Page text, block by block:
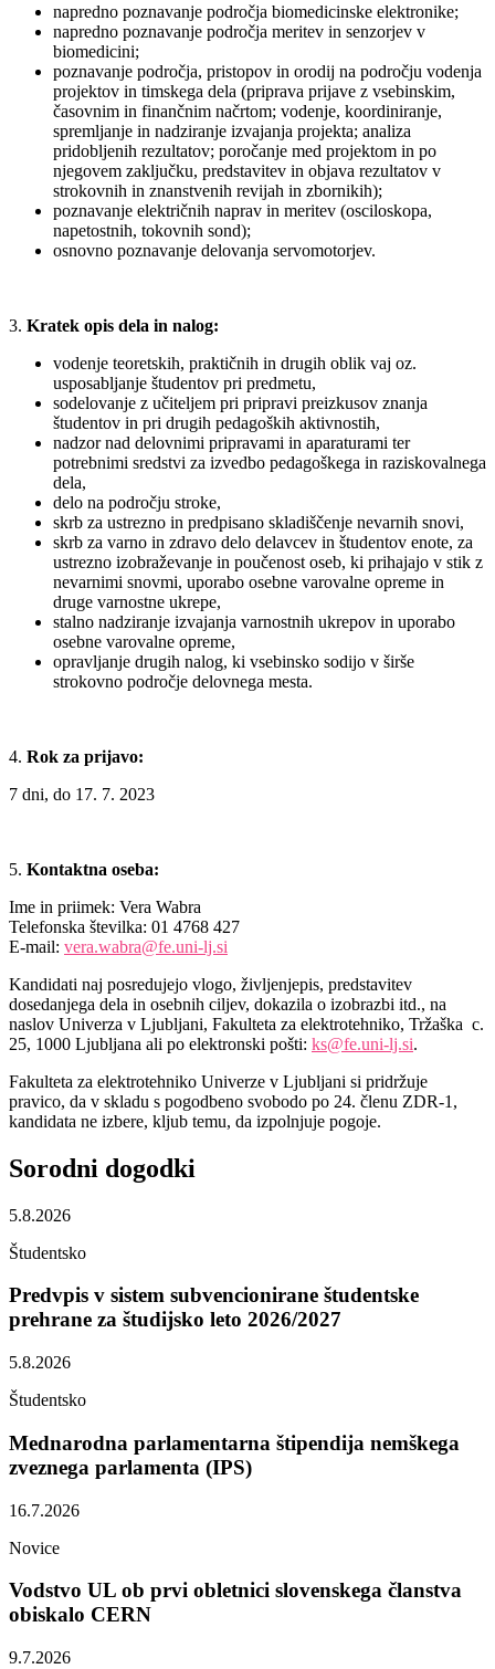
napredno poznavanje področja biomedicinske elektronike;
napredno poznavanje področja meritev in senzorjev v
biomedicini;
poznavanje področja, pristopov in orodij na področju vodenja
projektov in timskega dela (priprava prijave z vsebinskim,
časovnim in finančnim načrtom; vodenje, koordiniranje,
spremljanje in nadziranje izvajanja projekta; analiza
pridobljenih rezultatov; poročanje med projektom in po
njegovem zaključku, predstavitev in objava rezultatov v
strokovnih in znanstvenih revijah in zbornikih);
poznavanje električnih naprav in meritev (osciloskopa,
napetostnih, tokovnih sond);
osnovno poznavanje delovanja servomotorjev.
Kratek opis dela in nalog:
vodenje teoretskih, praktičnih in drugih oblik vaj oz.
usposabljanje študentov pri predmetu,
sodelovanje z učiteljem pri pripravi preizkusov znanja
študentov in pri drugih pedagoških aktivnostih,
nadzor nad delovnimi pripravami in aparaturami ter
potrebnimi sredstvi za izvedbo pedagoškega in raziskovalnega
dela,
delo na področju stroke,
skrb za ustrezno in predpisano skladiščenje nevarnih snovi,
skrb za varno in zdravo delo delavcev in študentov enote, za
ustrezno izobraževanje in poučenost oseb, ki prihajajo v stik z
nevarnimi snovmi, uporabo osebne varovalne opreme in
druge varnostne ukrepe,
stalno nadziranje izvajanja varnostnih ukrepov in uporabo
osebne varovalne opreme,
opravljanje drugih nalog, ki vsebinsko sodijo v širše
strokovno področje delovnega mesta.
Rok za prijavo:
7 dni, do 17. 7. 2023
Kontaktna oseba:
Ime in priimek: Vera Wabra
Telefonska številka: 01 4768 427
E-mail: vera.wabra@fe.uni-lj.si
Kandidati naj posredujejo vlogo, življenjepis, predstavitev
dosedanjega dela in osebnih ciljev, dokazila o izobrazbi itd., na
naslov Univerza v Ljubljani, Fakulteta za elektrotehniko, Tržaška c.
25, 1000 Ljubljana ali po elektronski pošti: ks@fe.uni-lj.si.
Fakulteta za elektrotehniko Univerze v Ljubljani si pridržuje
pravico, da v skladu s pogodbeno svobodo po 24. členu ZDR-1,
kandidata ne izbere, kljub temu, da izpolnjuje pogoje.
Sorodni dogodki
5.8.2026
Študentsko
Predvpis v sistem subvencionirane študentske
prehrane za študijsko leto 2026/2027
5.8.2026
Študentsko
Mednarodna parlamentarna štipendija nemškega
zveznega parlamenta (IPS)
16.7.2026
Novice
Vodstvo UL ob prvi obletnici slovenskega članstva
obiskalo CERN
9.7.2026